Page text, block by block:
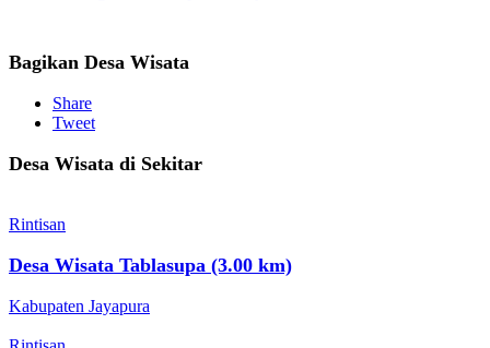
Bagikan Desa Wisata
Share
Tweet
Desa Wisata di Sekitar
Rintisan
Desa Wisata Tablasupa (3.00 km)
Kabupaten Jayapura